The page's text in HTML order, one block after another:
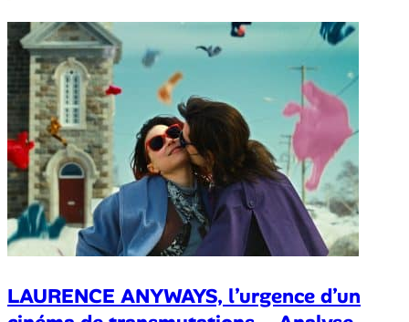
LAURENCE ANYWAYS, l’urgence d’un